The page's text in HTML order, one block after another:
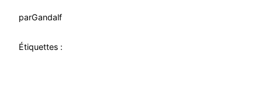
parGandalf
Étiquettes :